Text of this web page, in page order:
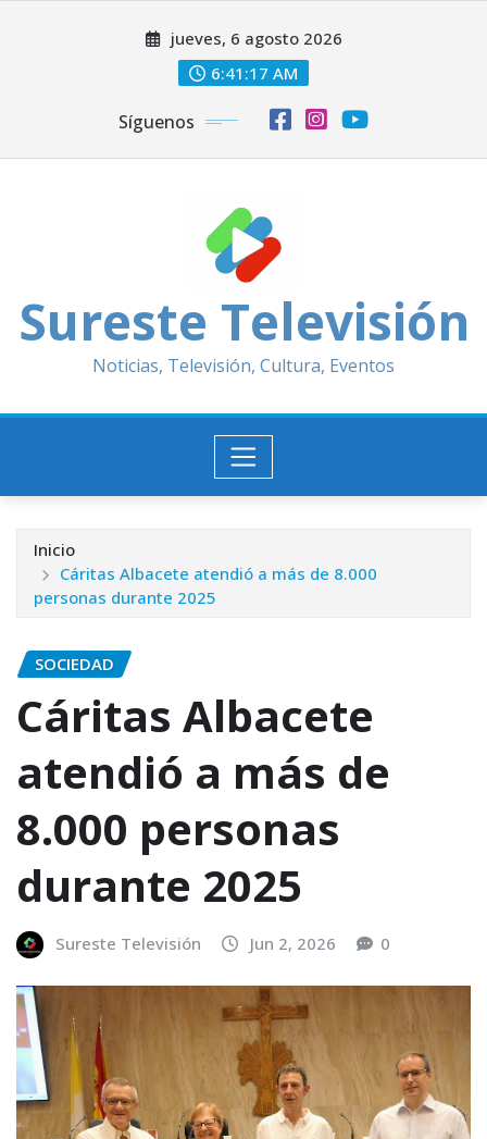
jueves, 6 agosto 2026
6:41:19 AM
Síguenos
Sureste Televisión
Noticias, Televisión, Cultura, Eventos
Inicio
Cáritas Albacete atendió a más de 8.000
personas durante 2025
SOCIEDAD
Cáritas Albacete
atendió a más de
8.000 personas
durante 2025
Sureste Televisión Jun 2, 2026 0